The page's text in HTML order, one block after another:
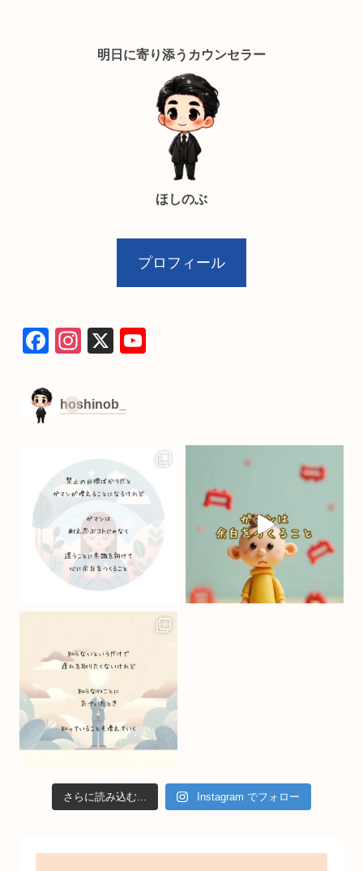
明日に寄り添うカウンセラー
ほしのぶ
プロフィール
F
c
e
o
o
k
In
a
gr
m
X
b
e
C
h
a
n
hoshinob_
さらに読み込む... Instagram でフォロー